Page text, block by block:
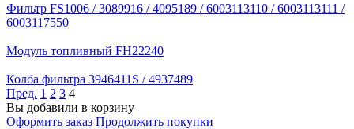
Фильтр FS1006 / 3089916 / 4095189 / 6003113110 / 6003113111 /
6003117550
Модуль топливный FH22240
Колба фильтра 3946411S / 4937489
Пред. 1 2 3 4
Вы добавили в корзину
Оформить заказ Продолжить покупки